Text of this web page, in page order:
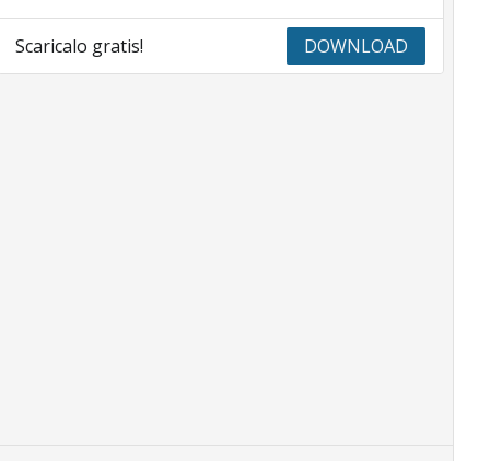
Scaricalo gratis! DOWNLOAD